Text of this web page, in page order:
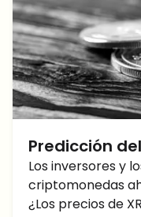
Predicción
¿XRP caerá a
Los inversores y
criptomonedas
¿Los precios de